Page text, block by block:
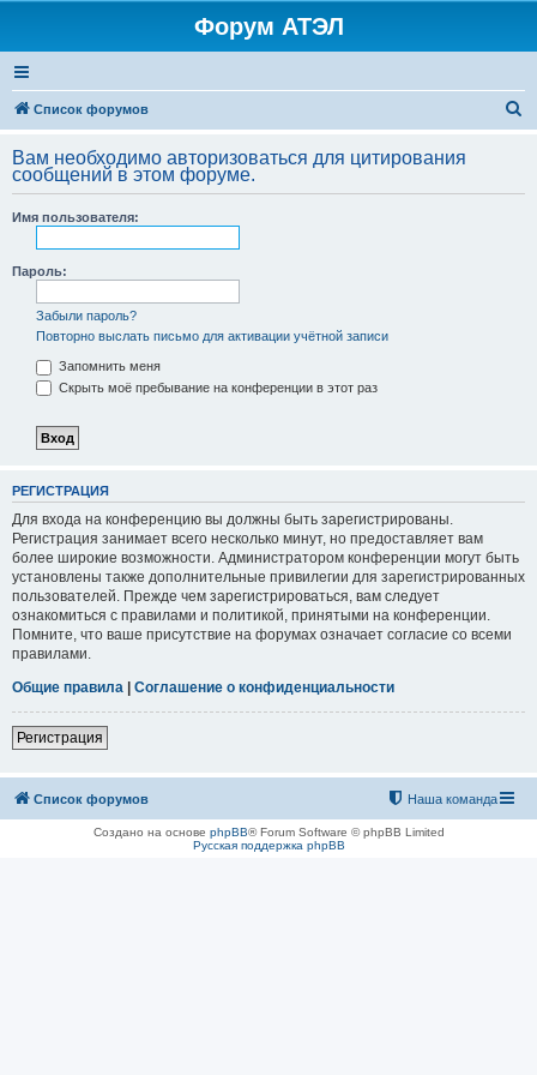
Форум АТЭЛ
Список форумов
с
Вам необходимо авторизоваться для цитирования
сообщений в этом форуме.
Имя пользователя:
Пароль:
Забыли пароль?
Повторно выслать письмо для активации учётной записи
Запомнить меня
Скрыть моё пребывание на конференции в этот раз
РЕГИСТРАЦИЯ
Для входа на конференцию вы должны быть зарегистрированы.
Регистрация занимает всего несколько минут, но предоставляет вам
более широкие возможности. Администратором конференции могут быть
установлены также дополнительные привилегии для зарегистрированных
пользователей. Прежде чем зарегистрироваться, вам следует
ознакомиться с правилами и политикой, принятыми на конференции.
Помните, что ваше присутствие на форумах означает согласие со всеми
правилами.
Общие правила | Соглашение о конфиденциальности
Регистрация
Список форумов Наша команда
Создано на основе phpBB® Forum Software © phpBB Limited
Русская поддержка phpBB